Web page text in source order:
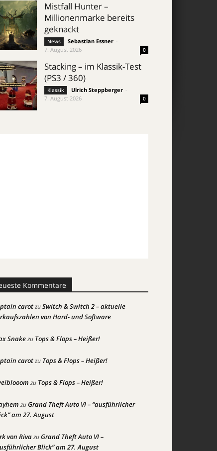
Mistfall Hunter –
Millionenmarke bereits
geknackt
News Sebastian Essner
7. August 2026
0
Stacking – im Klassik-Test
(PS3 / 360)
Klassik Ulrich Steppberger
7. August 2026
0
Kommentare
carotzuSwitch & Switch 2 – aktuelle
von Hard- und Software
Snakezu Tops & Flops – Heißer!
carotzu Tops & Flops – Heißer!
zu Tops & Flops – Heißer!
zuGrand Theft Auto VI – “ausführlicher
am 27. August
von RivazuGrand Theft Auto VI –
Blick” am 27. August